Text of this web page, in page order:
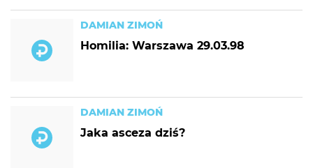
DAMIAN ZIMOŃ
Homilia: Warszawa 29.03.98
DAMIAN ZIMOŃ
Jaka asceza dziś?